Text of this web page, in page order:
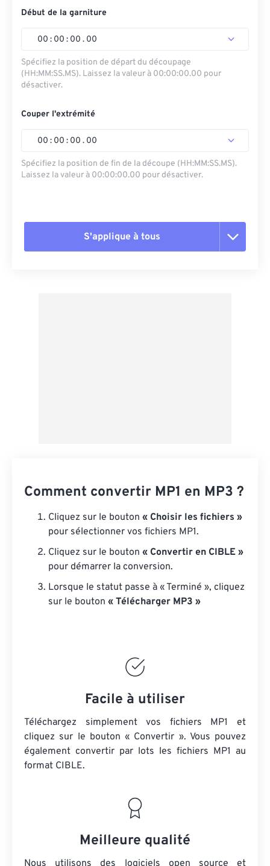
Début de la garniture
00 : 00 : 00 . 00
Spécifiez la position de départ du découpage
(HH:MM:SS.MS). Laissez la valeur à 00:00:00.00 pour
désactiver.
Couper l'extrémité
00 : 00 : 00 . 00
Spécifiez la position de fin de la découpe (HH:MM:SS.MS).
Laissez la valeur à 00:00:00.00 pour désactiver.
S'applique à tous
Comment convertir MP1 en MP3 ?
Cliquez sur le bouton « Choisir les fichiers »
pour sélectionner vos fichiers MP1.
Cliquez sur le bouton « Convertir en CIBLE »
pour démarrer la conversion.
Lorsque le statut passe à « Terminé », cliquez
sur le bouton « Télécharger MP3 »
Facile à utiliser
Téléchargez simplement vos fichiers MP1 et
cliquez sur le bouton « Convertir ». Vous pouvez
également convertir par lots les fichiers MP1 au
format CIBLE.
Meilleure qualité
Nous utilisons des logiciels open source et